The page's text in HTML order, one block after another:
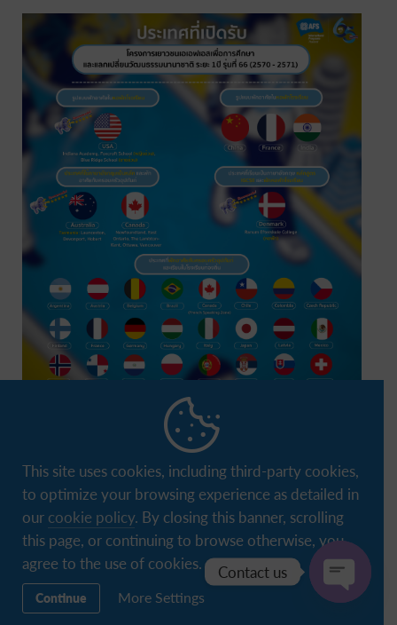
เปิดรับสมัคร
Contact us
This site uses cookies, including third-party cookies,
to optimize your browsing experience as detailed in
our cookie policy. By closing this banner, scrolling
this page, or continuing to browse otherwise, you
agree to the use of cookies.
Continue More Settings